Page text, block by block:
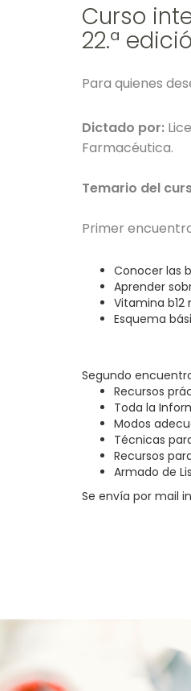
Curso
22.ª
Para quienes
Dictado por:
Farmacéutica.
Temario del
Primer
Conocer las
Aprender
Vitamina
Esquema
Segundo
Recursos
Toda la
Modos
Técnicas
Recursos
Armado de
Se envía por mail